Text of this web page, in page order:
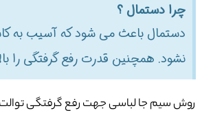
چرا دستمال ؟
دستمال باعث می شود که آسیب به
نشود. همچنین قدرت رفع گرفتگی را
روش سیم جا لباسی جهت رفع گرفتگی